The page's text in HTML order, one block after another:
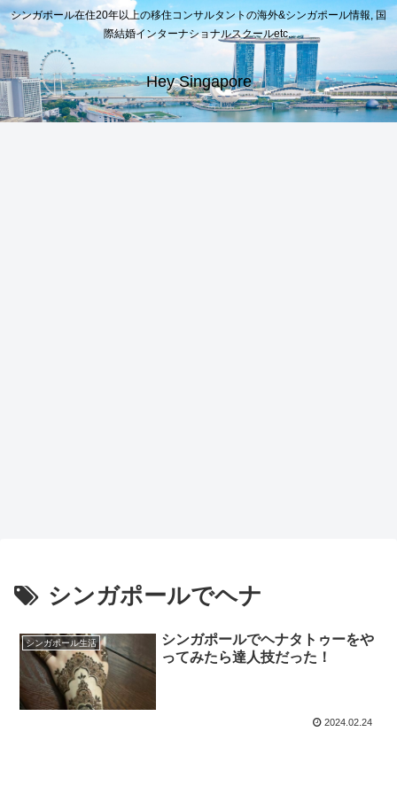
シンガポール在住20年以上の移住コンサルタントの海外&シンガポール情報, 国
際結婚インターナショナルスクールetc..
Hey Singapore
シンガポールでヘナ
シンガポール生活
シンガポールでヘナタトゥーをや
ってみたら達人技だった！
2024.02.24